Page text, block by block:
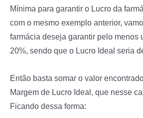
Mínima para garantir o Lucro da
com o mesmo exemplo anterior,
farmácia deseja garantir pelo menos
20%, sendo que o Lucro Ideal seria
Então basta somar o valor
Margem de Lucro Ideal, que nesse
Ficando dessa forma: